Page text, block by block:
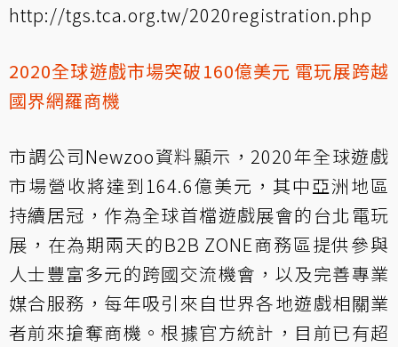
http://tgs.tca.org.tw/2020registration.php
2020全球遊戲市場突破160億美元 電玩展跨越
國界網羅商機
市調公司Newzoo資料顯示，2020年全球遊戲
市場營收將達到164.6億美元，其中亞洲地區
持續居冠，作為全球首檔遊戲展會的台北電玩
展，在為期兩天的B2B ZONE商務區提供參與
人士豐富多元的跨國交流機會，以及完善專業
媒合服務，每年吸引來自世界各地遊戲相關業
者前來搶奪商機。根據官方統計，目前已有超